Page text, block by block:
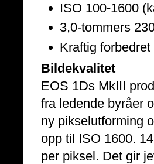
ISO 100-1600
3,0-tommers
Kraftig
Bildekvalitet
EOS 1Ds MkIII
fra ledende byråer
ny pikselutforming
opp til ISO 1600.
per piksel. Det gir